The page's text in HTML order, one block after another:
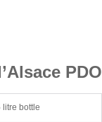
PDO